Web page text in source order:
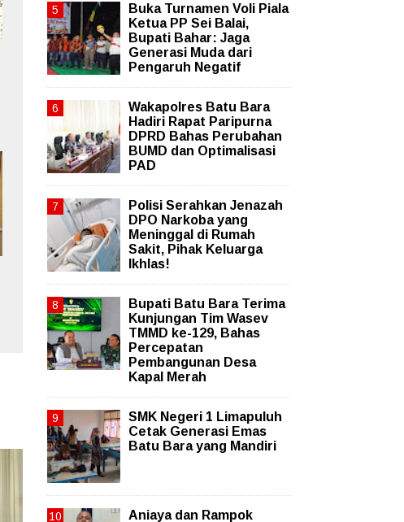
Buka Turnamen Voli Piala
Ketua PP Sei Balai,
Bupati Bahar: Jaga
Generasi Muda dari
Pengaruh Negatif
Wakapolres Batu Bara
Hadiri Rapat Paripurna
DPRD Bahas Perubahan
BUMD dan Optimalisasi
PAD
Polisi Serahkan Jenazah
DPO Narkoba yang
Meninggal di Rumah
Sakit, Pihak Keluarga
Ikhlas!
Bupati Batu Bara Terima
Kunjungan Tim Wasev
TMMD ke-129, Bahas
Percepatan
Pembangunan Desa
Kapal Merah
SMK Negeri 1 Limapuluh
Cetak Generasi Emas
Batu Bara yang Mandiri
Aniaya dan Rampok